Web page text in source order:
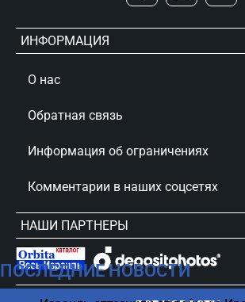
ПОСЛЕДНИЕ НОВОСТИ
ИНФОРМАЦИЯ
О нас
Обратная связь
Информация об ограничениях
Комментарии в наших соцсетях
НАШИ ПАРТНЕРЫ